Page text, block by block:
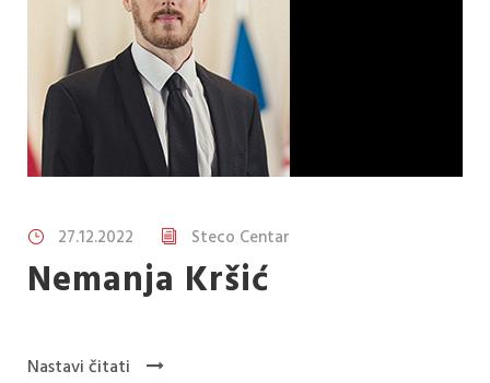
27.12.2022 Steco Centar
Nemanja Kršić
Nastavi čitati